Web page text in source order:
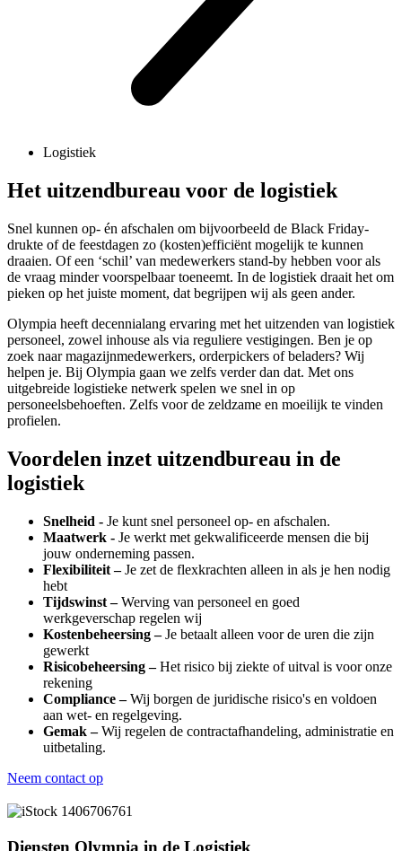
Logistiek
Het uitzendbureau voor de logistiek
Snel kunnen op- én afschalen om bijvoorbeeld de Black Friday-
drukte of de feestdagen zo (kosten)efficiënt mogelijk te kunnen
draaien. Of een ‘schil’ van medewerkers stand-by hebben voor als
de vraag minder voorspelbaar toeneemt. In de logistiek draait het om
pieken op het juiste moment, dat begrijpen wij als geen ander.
Olympia heeft decennialang ervaring met het uitzenden van logistiek
personeel, zowel inhouse als via reguliere vestigingen. Ben je op
zoek naar magazijnmedewerkers, orderpickers of beladers? Wij
helpen je. Bij Olympia gaan we zelfs verder dan dat. Met ons
uitgebreide logistieke netwerk spelen we snel in op
personeelsbehoeften. Zelfs voor de zeldzame en moeilijk te vinden
profielen.
Voordelen inzet uitzendbureau in de
logistiek
Snelheid - Je kunt snel personeel op- en afschalen.
Maatwerk - Je werkt met gekwalificeerde mensen die bij
jouw onderneming passen.
Flexibiliteit –Je zet de flexkrachten alleen in als je hen nodig
hebt
Tijdswinst –Werving van personeel en goed
werkgeverschap regelen wij
Kostenbeheersing –Je betaalt alleen voor de uren die zijn
gewerkt
Risicobeheersing –Het risico bij ziekte of uitval is voor onze
rekening
Compliance –Wij borgen de juridische risico's en voldoen
aan wet- en regelgeving.
Gemak –Wij regelen de contractafhandeling, administratie en
uitbetaling.
Neem contact op